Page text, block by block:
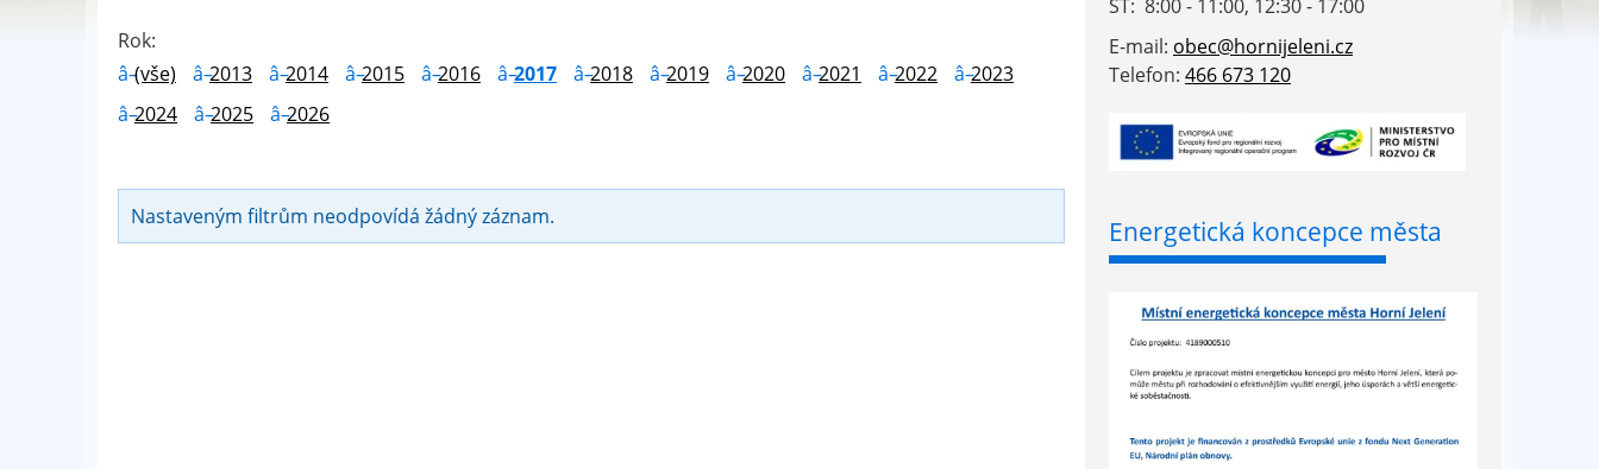
Rok:
(vše)
2013 2014 2015 2016 2017 2018 2019 2020 2021 2022
2023
2024
2025 2026
Nastaveným filtrům neodpovídá žádný záznam.
ST: 8:00 - 11:00, 12:30 - 17:00
E-mail: obec@hornijeleni.cz
Telefon: 466 673 120
Energetická koncepce města